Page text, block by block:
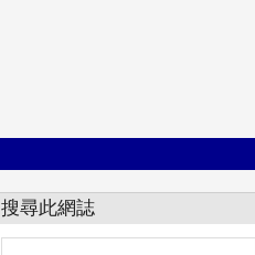
搜尋此網誌